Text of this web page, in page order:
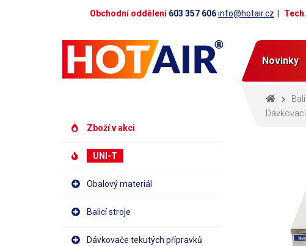
Obchodní oddělení603 357 606info@hotair.cz
Novinky
Zboží v akci
UNI-T
Obalový materiál
Balicí stroje
Dávkovače tekutých přípravků